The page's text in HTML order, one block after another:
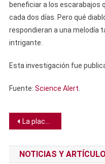
beneficiar a los escarabajos
cada dos días. Pero qué
respondieran a una melodía
intrigante.
Esta investigación fue
Fuente: Science Alert
Navegación
de
La placa tectónica india podría eventualmente separar el Tíbet
NOTICIAS Y